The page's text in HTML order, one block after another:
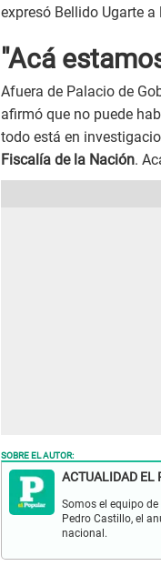
expresó Bellido Ugarte a
"Acá
Afuera de Palacio de
afirmó que no puede
todo está en
Fiscalía de la Nación.
SOBRE EL AUTOR:
ACTUALIDAD EL
Somos el equipo
Pedro Castillo, el
nacional.